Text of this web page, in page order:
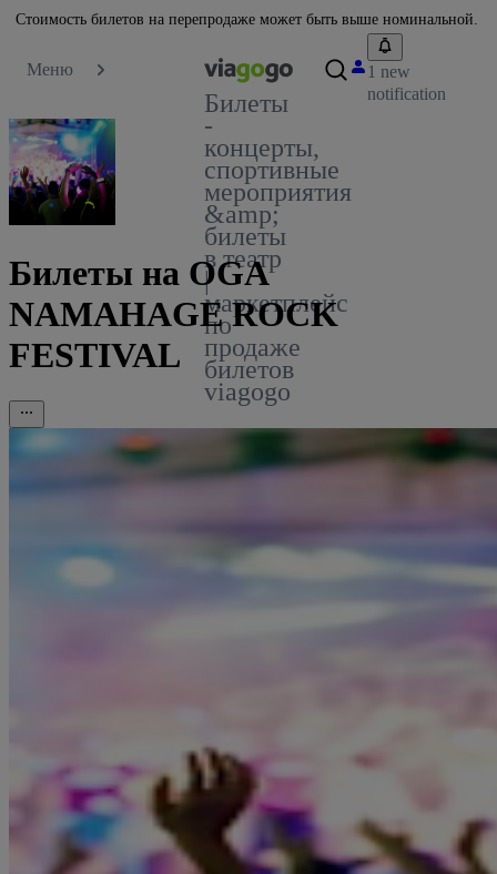
Стоимость билетов на перепродаже может быть выше номинальной.
Меню
Билеты
-
концерты,
спортивные
мероприятия
&amp;
билеты
в театр
|
маркетплейс
по
продаже
билетов
viagogo
1 new
notification
Билеты на OGA
NAMAHAGE ROCK
FESTIVAL